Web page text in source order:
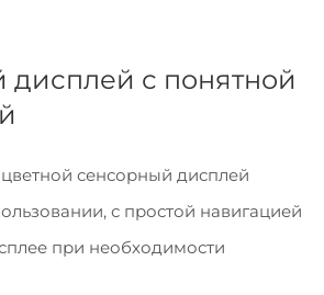
дисплей с понятной
сенсорный дисплей
с простой навигацией
при необходимости